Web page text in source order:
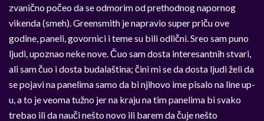
zvanično počeo da se odmorim od prethodnog napornog
vikenda (smeh). Greensmith je napravio super priču ove
godine, paneli, govornici i teme su bili odlični. Sreo sam puno
ljudi, upoznao neke nove. Čuo sam dosta interesantnih stvari,
ali sam čuo i dosta budalaština; čini mi se da dosta ljudi želi da
se pojavi na panelima samo da bi njihovo ime pisalo na line up-
u, a to je veoma tužno jer na kraju na tim panelima bi svako
trebao ili da nauči nešto novo ili barem da čuje nešto